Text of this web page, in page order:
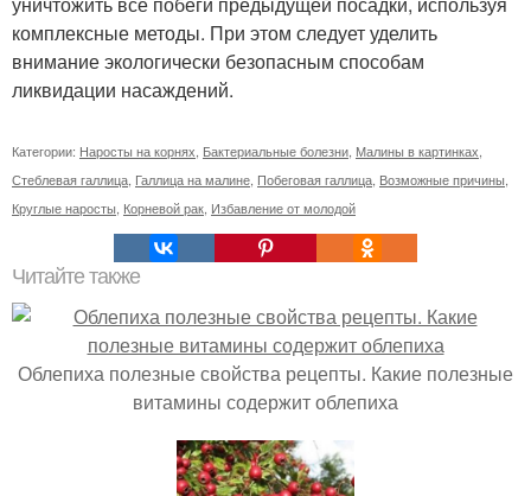
комплексные методы. При этом следует уделить
внимание экологически безопасным способам
ликвидации насаждений.
Категории: Наросты на корнях Бактериальные болезни Малины в картинках
Стеблевая галлица Галлица на малине Побеговая галлица Возможные причины
Круглые наросты Корневой рак Избавление от молодой
Читайте также
Облепиха полезные свойства рецепты. Какие полезные
витамины содержит облепиха